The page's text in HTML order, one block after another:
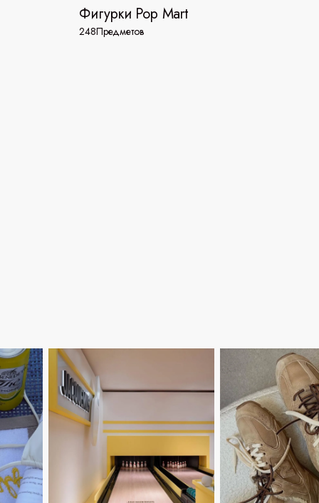
Фигурки Pop Mart
248Предметов